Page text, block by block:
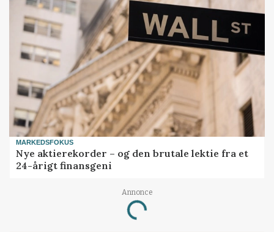
MARKEDSFOKUS
Nye aktierekorder – og den brutale lektie fra et
24-årigt finansgeni
Annonce
Loading...